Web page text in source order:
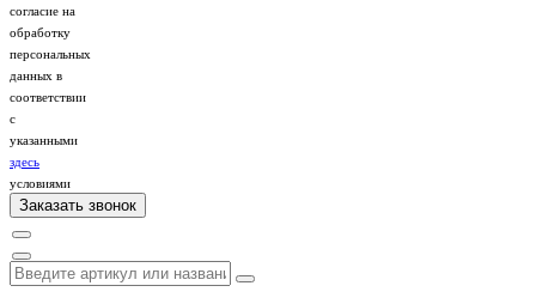
согласие на
обработку
персональных
данных в
соответствии
с
указанными
здесь
условиями